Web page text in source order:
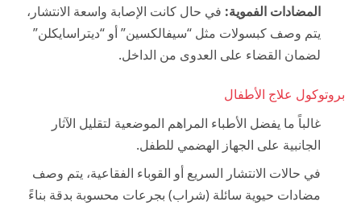
المضادات الفموية: في حال كانت الإصابة واسعة الانتشار،
يتم وصف كبسولات مثل “سيفالكسين” أو “ديتراسايكلن”
لضمان القضاء على العدوى من الداخل.
بروتوكول علاج الأطفال
غالباً ما يفضل الأطباء المراهم الموضعية لتقليل الآثار
الجانبية على الجهاز الهضمي للطفل.
في حالات الانتشار السريع أو القوباء الفقاعية، يتم وصف
مضادات حيوية سائلة (شراب) بجرعات محسوبة بدقة بناءً